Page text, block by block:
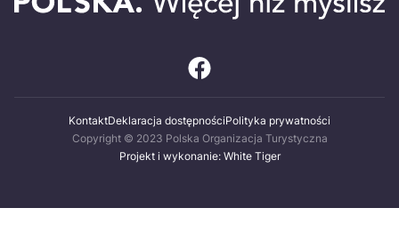
KontaktDeklaracja dostępnościPolityka prywatności
Copyright © 2023 Polska Organizacja Turystyczna
Projekt i wykonanie: White Tiger